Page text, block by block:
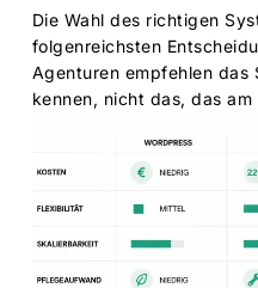
Die Wahl des richtigen
folgenreichsten
Agenturen empfehlen das
kennen, nicht das, das